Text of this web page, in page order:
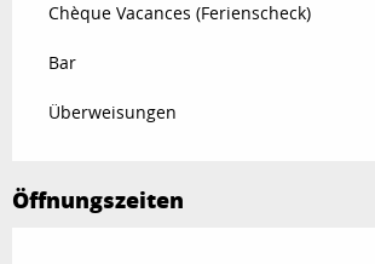
Chèque Vacances (Ferienscheck)
Bar
Überweisungen
Öffnungszeiten